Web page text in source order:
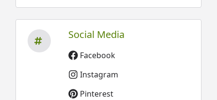
Social Media
Facebook
Instagram
Pinterest